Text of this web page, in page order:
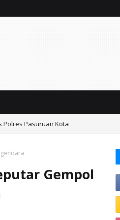
Polres Pasuruan Kota
Gempol